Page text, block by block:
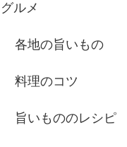
グルメ
各地の旨いもの
料理のコツ
旨いもののレシピ